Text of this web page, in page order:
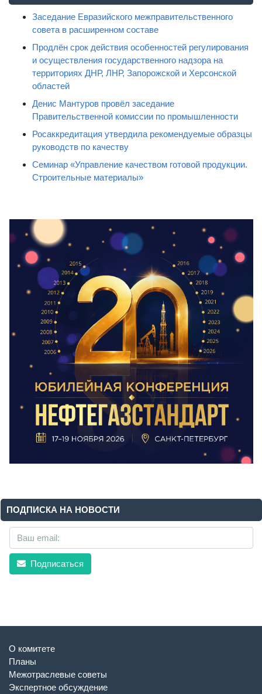
Заседание Евразийского межправительственного
совета в расширенном составе
Продлён срок действия особенностей регулирования
и осуществления государственного надзора на
территориях ДНР, ЛНР, Запорожской и Херсонской
областей
Денис Мантуров провёл заседание
Правительственной комиссии по промышленности
Росаккредитация утвердила рекомендуемые образцы
руководств по качеству
Семинар «Управление качеством готовой продукции.
Строительные материалы»
ПОДПИСКА НА НОВОСТИ
Подписаться
О комитете
Планы
Межотраслевые советы
Экспертное обсуждение